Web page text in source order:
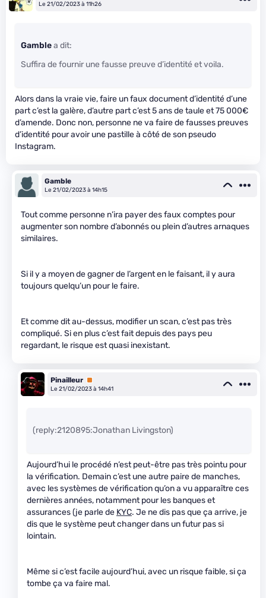
Le 21/02/2023 à 11h26
Gamblea dit:
Suffira de fournir une fausse preuve d’identité et voila.
Alors dans la vraie vie, faire un faux document d’identité d’une
part c’est la galère, d’autre part c’est 5 ans de taule et 75 000€
d’amende. Donc non, personne ne va faire de fausses preuves
d’identité pour avoir une pastille à côté de son pseudo
Instagram.
Gamble
Le 21/02/2023 à 14h15
Tout comme personne n’ira payer des faux comptes pour
augmenter son nombre d’abonnés ou plein d’autres arnaques
similaires.
Si il y a moyen de gagner de l’argent en le faisant, il y aura
toujours quelqu’un pour le faire.
Et comme dit au-dessus, modifier un scan, c’est pas très
compliqué. Si en plus c’est fait depuis des pays peu
regardant, le risque est quasi inexistant.
Pinailleur Premium
Le 21/02/2023 à 14h41
(reply:2120895:Jonathan Livingston)
Aujourd’hui le procédé n’est peut-être pas très pointu pour
la vérification. Demain c’est une autre paire de manches,
avec les systèmes de vérification qu’on a vu apparaître ces
dernières années, notamment pour les banques et
assurances (je parle de KYC. Je ne dis pas que ça arrive, je
dis que le système peut changer dans un futur pas si
lointain.
Même si c’est facile aujourd’hui, avec un risque faible, si ça
tombe ça va faire mal.